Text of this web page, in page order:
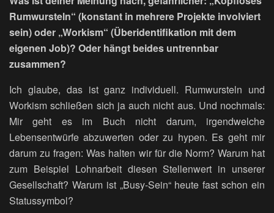
Rumwursteln“ (konstant in mehrere Projekte involviert
sein) oder „Workism“ (Überidentifikation mit dem
eigenen Job)? Oder hängt beides untrennbar
zusammen?
Ich glaube, das ist ganz individuell. Rumwursteln und
Workism schließen sich ja auch nicht aus. Und nochmals:
Mir geht es im Buch nicht darum, irgendwelche
Lebensentwürfe abzuwerten oder zu hypen. Es geht mir
darum zu fragen: Was halten wir für die Norm? Warum hat
zum Beispiel Lohnarbeit diesen Stellenwert in unserer
Gesellschaft? Warum ist „Busy-Sein“ heute fast schon ein
Statussymbol?